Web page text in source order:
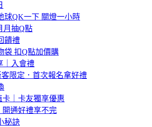
球QK一下 關燈一小時
月抽Q點
饋禮
袋 扣Q點加價購
｜入會禮
限定．首次報名拿好禮
卡｜卡友獨享優惠
開通好禮享不完
秘訣